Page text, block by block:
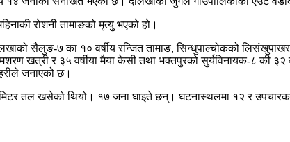
रोशनी तामाङको मृत्यु भएको हो।
सैलुङ-७ का १० वर्षीय रन्जित तामाङ, सिन्धुपाल्चोकको
खत्री र ३५ वर्षीया मैया केसी तथा भक्तपुरको सुर्यविनायक-८ की ३२
जनाएको छ।
तल खसेको थियो। १७ जना घाइते छन्। घटनास्थलमा १२ र